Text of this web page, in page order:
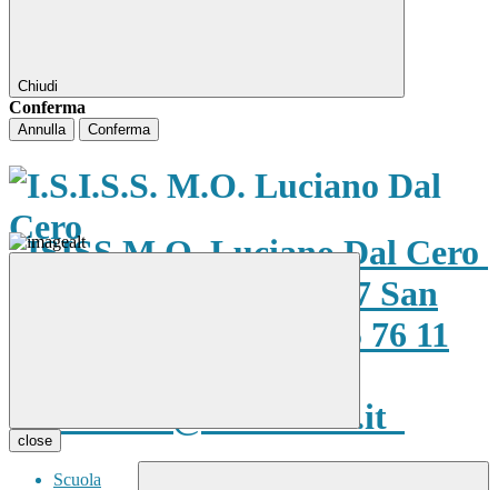
Chiudi
Conferma
Annulla Conferma
ISISS M.O. Luciano Dal Cero
Via Fiume 28 bis, 37047 San
Bonifacio (VR) Tel. 045 76 11
vris00400v@istruzione.it
close
Scuola